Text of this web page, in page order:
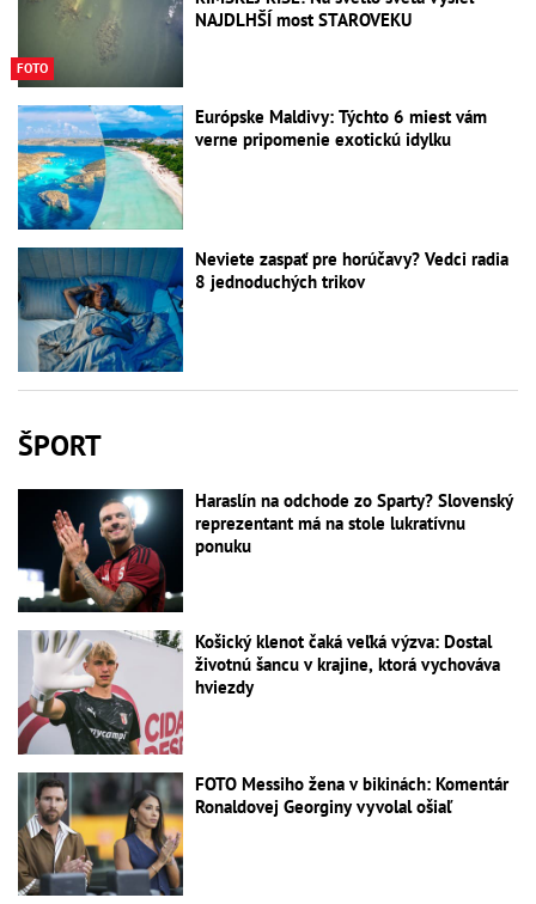
FOTO
NAJDLHŠÍ most STAROVEKU
Európske Maldivy: Týchto 6 miest vám
verne pripomenie exotickú idylku
Neviete zaspať pre horúčavy? Vedci radia
8 jednoduchých trikov
ŠPORT
Haraslín na odchode zo Sparty? Slovenský
reprezentant má na stole lukratívnu
ponuku
Košický klenot čaká veľká výzva: Dostal
životnú šancu v krajine, ktorá vychováva
hviezdy
FOTO Messiho žena v bikinách: Komentár
Ronaldovej Georginy vyvolal ošiaľ